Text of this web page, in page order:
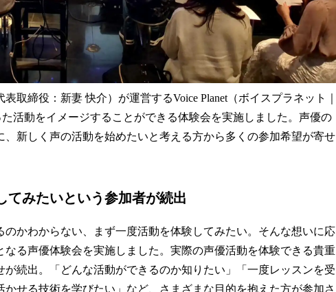
取締役：新妻 快介）が運営するVoice Planet（ボイスプラネット｜
活動をイメージすることができる体験会を実施しました。声優の
新しく声の活動を始めたいと考える方から多くの参加希望が寄せ
てみたいという参加者が続出
かわからない、まず一度活動を体験してみたい。そんな想いに応
なる声優体験会を実施しました。実際の声優活動を体験できる貴重
続出。「どんな活動ができるのか知りたい」「一度レッスンを受
せる技術を学びたい」など、さまざまな目的を抱えた方が参加さ